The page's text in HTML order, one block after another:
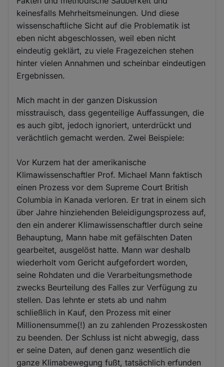
keinesfalls Mehrheitsmeinungen. Und diese
wissenschaftliche Sicht auf die Problematik ist
eben nicht abgeschlossen, weil eben nicht
eindeutig geklärt, zu viele Fragezeichen stehen
hinter vielen Annahmen und scheinbar eindeutigen
Ergebnissen.
Mich macht in der ganzen Diskussion
misstrauisch, dass gegenteilige Auffassungen, die
es auch gibt, jedoch ignoriert, unterdrückt und
verächtlich gemacht werden. Zwei Beispiele:
Vor Kurzem hat der amerikanische
Klimawissenschaftler Prof. Michael Mann faktisch
einen Prozess vor dem Supreme Court British
Columbia in Kanada verloren. Er trat in einem sich
über Jahre hinziehenden Beleidigungsprozess auf,
den ein anderer Klimawissenschaftler durch seine
Behauptung, Mann habe mit gefälschten Daten
gearbeitet, ausgelöst hatte. Mann war deshalb
wiederholt vom Gericht aufgefordert worden,
seine Rohdaten und die Verarbeitungsmethode
zwecks Beurteilung des Falles zur Verfügung zu
stellen. Das lehnte er stets ab und nahm
schließlich in Kauf, den Prozess mit einer
Millionensumme(!) an zu zahlenden Prozesskosten
zu beenden. Der Schluss ist nicht abwegig, dass
er seine Daten, auf denen ganz wesentlich die
ganze Klimabewegung fußt, tatsächlich erfunden